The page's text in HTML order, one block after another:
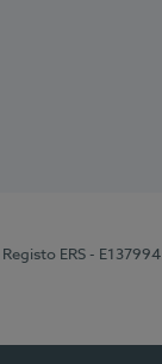
| Registo ERS - E137994